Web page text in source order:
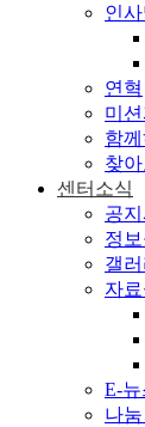
인
연혁
미
함
찾
센터소식
공
정
갤러
자료
E-뉴
나눔